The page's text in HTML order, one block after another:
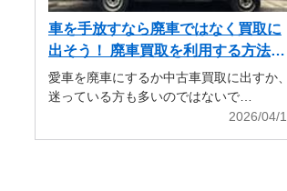
車を手放すなら廃車ではなく買取に
出そう！ 廃車買取を利用する方法も
解説
愛車を廃車にするか中古車買取に出すか、
迷っている方も多いのではないで…
2026/04/